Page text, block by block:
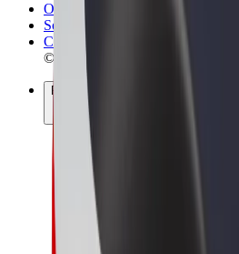
Obchodní podmínky
Soukromí
Cookies
© 2026 Bolt Technology OÜ
Produkty
Jízdy
Koloběžky
Bolt Market
Bolt Food